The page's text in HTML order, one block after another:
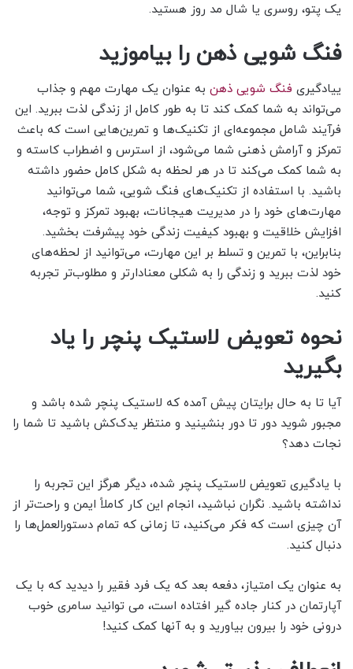
یک پتو، روسری یا شال مد روز هستید.
فنگ شویی ذهن را بیاموزید
ییادگیری فنگ شویی ذهن به عنوان یک مهارت مهم و جذاب
می‌تواند به شما کمک کند تا به طور کامل از زندگی لذت ببرید. این
فرآیند شامل مجموعه‌ای از تکنیک‌ها و تمرین‌هایی است که باعث
تمرکز و آرامش ذهنی شما می‌شود، از استرس و اضطراب کاسته و
به شما کمک می‌کند تا در هر لحظه به شکل کامل حضور داشته
باشید. با استفاده از تکنیک‌های فنگ شویی، شما می‌توانید
مهارت‌های خود را در مدیریت هیجانات، بهبود تمرکز و توجه،
افزایش خلاقیت و بهبود کیفیت زندگی خود پیشرفت بخشید.
بنابراین، با تمرین و تسلط بر این مهارت، می‌توانید از لحظه‌های
خود لذت ببرید و زندگی را به شکلی معنا‌دارتر و مطلوب‌تر تجربه
کنید.
نحوه تعویض لاستیک پنچر را یاد
بگیرید
آیا تا به حال برایتان پیش آمده که لاستیک پنچر شده باشد و
مجبور شوید دور تا دور بنشینید و منتظر یدک‌کش باشید تا شما را
نجات دهد؟
با یادگیری تعویض لاستیک پنچر شده، دیگر هرگز این تجربه را
نداشته باشید. نگران نباشید، انجام این کار کاملاً ایمن و راحت‌تر از
آن چیزی است که فکر می‌کنید، تا زمانی که تمام دستورالعمل‌ها را
دنبال کنید.
به عنوان یک امتیاز، دفعه بعد که یک فرد فقیر را دیدید که با یک
آپارتمان در کنار جاده گیر افتاده است، می توانید سامری خوب
درونی خود را بیرون بیاورید و به آنها کمک کنید!